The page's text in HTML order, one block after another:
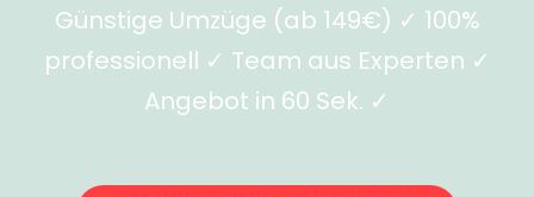
Günstige Umzüge (ab 149€) ✓ 100%
professionell ✓ Team aus Experten ✓
Angebot in 60 Sek. ✓